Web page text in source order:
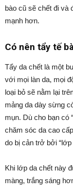
bào cũ sẽ chết đi và
mạnh hơn.
Có nên tẩy tế
Tẩy da chết là một
với mọi làn da, mọi
loại bỏ sẽ nằm lại
mảng da dày sừng
mụn. Dù cho bạn có
chăm sóc da cao
do bị cản trở bởi
Khi lớp da chết này
màng, trắng sáng